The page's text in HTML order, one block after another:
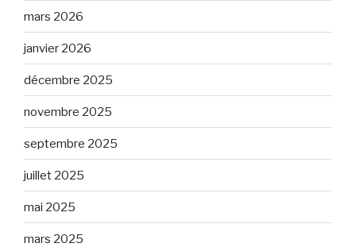
mars 2026
janvier 2026
décembre 2025
novembre 2025
septembre 2025
juillet 2025
mai 2025
mars 2025